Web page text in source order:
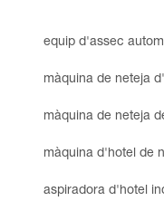
equip d'assec
màquina de neteja
màquina de neteja
màquina d'hotel de
aspiradora d'hotel